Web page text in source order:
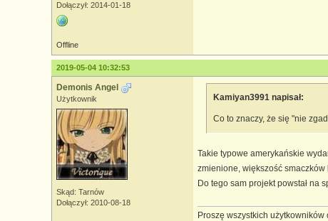
Dołączył: 2014-01-18
Offline
2019-05-04 10:32:53
Demonis Angel
Użytkownik
Skąd: Tarnów
Dołączył: 2010-08-18
Kamiyan3991 napisał:
Co to znaczy, że się "nie
Takie typowe amerykańskie
zmienione, większość smaczków
Do tego sam projekt powstał na
Proszę wszystkich